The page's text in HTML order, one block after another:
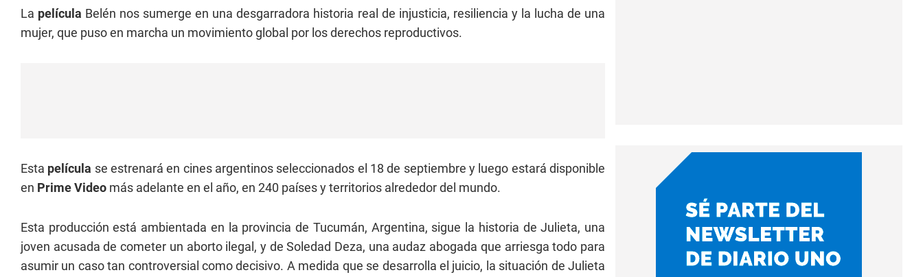
La película Belén nos sumerge en una desgarradora historia real de injusticia, resiliencia y la lucha de una
mujer, que puso en marcha un movimiento global por los derechos reproductivos.
Esta película se estrenará en cines argentinos seleccionados el 18 de septiembre y luego estará disponible
en Prime Video más adelante en el año, en 240 países y territorios alrededor del mundo.
Esta producción está ambientada en la provincia de Tucumán, Argentina, sigue la historia de Julieta, una
joven acusada de cometer un aborto ilegal, y de Soledad Deza, una audaz abogada que arriesga todo para
asumir un caso tan controversial como decisivo. A medida que se desarrolla el juicio, la situación de Julieta